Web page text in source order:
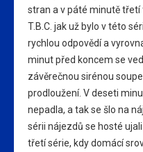
stran a v páté minutě třetí
T.B.C. jak už bylo v této
rychlou odpovědí a
minut před koncem se
závěrečnou sirénou
prodloužení. V deseti
nepadla, a tak se šlo na
sérii nájezdů se hosté
třetí série, kdy domácí